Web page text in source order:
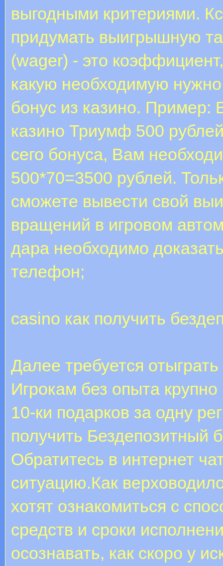
выгодными критериями.
придумать выигрышную
(wager) - это
какую необходимую
бонус из казино. Пример:
казино Триумф 500
сего бонуса, Вам
500*70=3500 рублей.
сможете вывести свой
вращений в игровом
дара необходимо
телефон;
casino как получить
Далее требуется
Игрокам без опыта
10-ки подарков за одну
получить Бездепозитный
Обратитесь в интернет
ситуацию.Как
хотят ознакомиться с
средств и сроки
осознавать, как скоро у